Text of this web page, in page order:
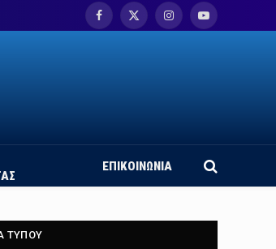
Facebook
X
InstagramYouTube
ΕΠΙΚΟΙΝΩΝΙΑ
ΤΥΠΟΥ